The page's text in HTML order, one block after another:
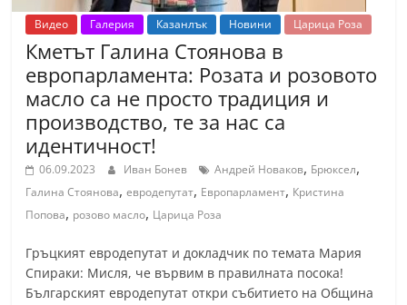
н
л
ъ
к
и
о
б
л
а
т
С
Видео Галерия Казанлък Новини Царица Роза
Кметът Галина Стоянова в
европарламента: Розата и розовото
масло са не просто традиция и
производство, те за нас са
идентичност!
06.09.2023 Иван Бонев Андрей Новаков, Брюксел,
Галина Стоянова,евродепутат, Европарламент, Кристина
Попова, розово масло, Царица Роза
Гръцкият евродепутат и докладчик по темата Мария
Спираки: Мисля, че вървим в правилната посока!
Българският евродепутат откри събитието на Община